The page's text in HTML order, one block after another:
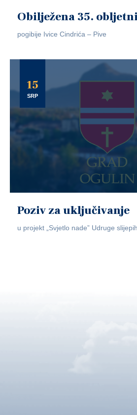
Obilježena 35.
pogibije Ivice Cindrića – Pive
15
SRP
Poziv za uključivanje
u projekt „Svjetlo nade” Udruge